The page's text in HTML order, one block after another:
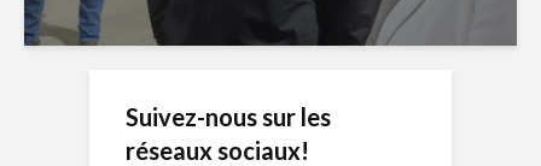
Suivez-nous sur les
réseaux sociaux!